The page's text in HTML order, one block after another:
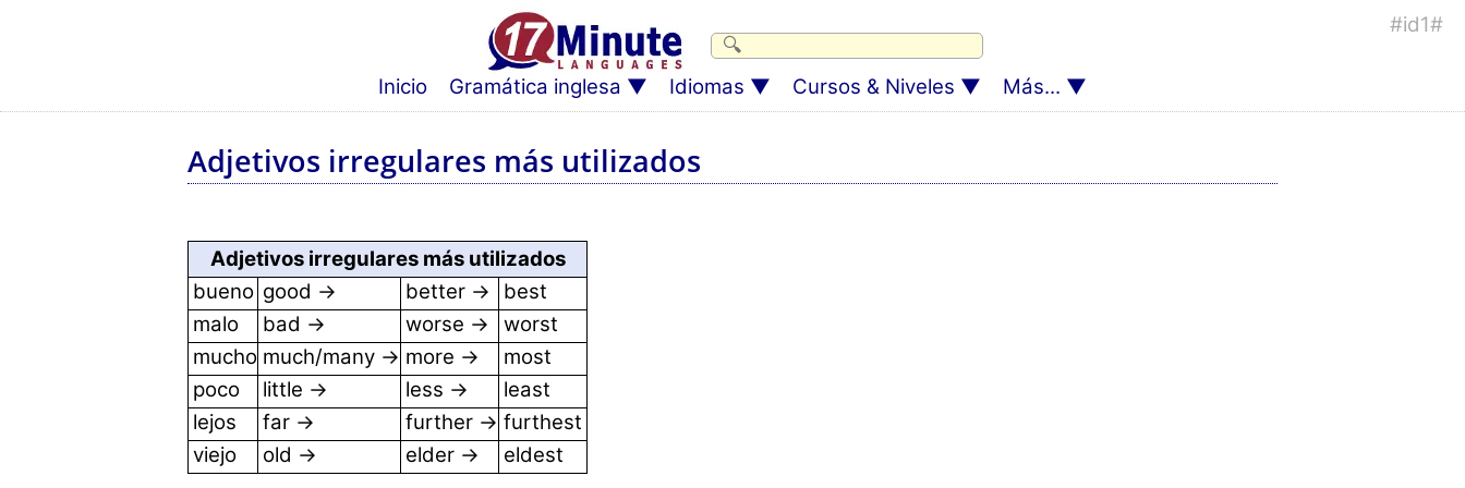
Inicio Gramática inglesa Idiomas Cursos & Niveles Más...
#id1#
Adjetivos irregulares más utilizados
Adjetivos irregulares más utilizados
bueno good → better →
best
malo
bad → worse →
worst
mucho much/many → more →
most
poco
little → less →
least
lejos
far → further → furthest
viejo
old → elder → eldest